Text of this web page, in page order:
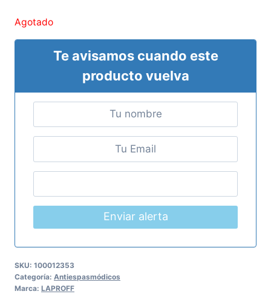
Agotado
Te avisamos cuando este
producto vuelva
Enviar alerta
SKU: 100012353
Categoría: Antiespasmódicos
Marca: LAPROFF